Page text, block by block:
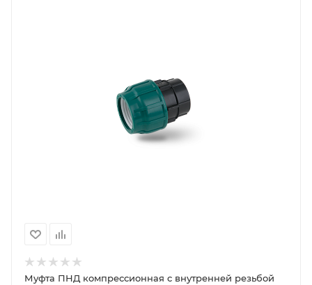
Муфта ПНД компрессионная с внутренней резьбой